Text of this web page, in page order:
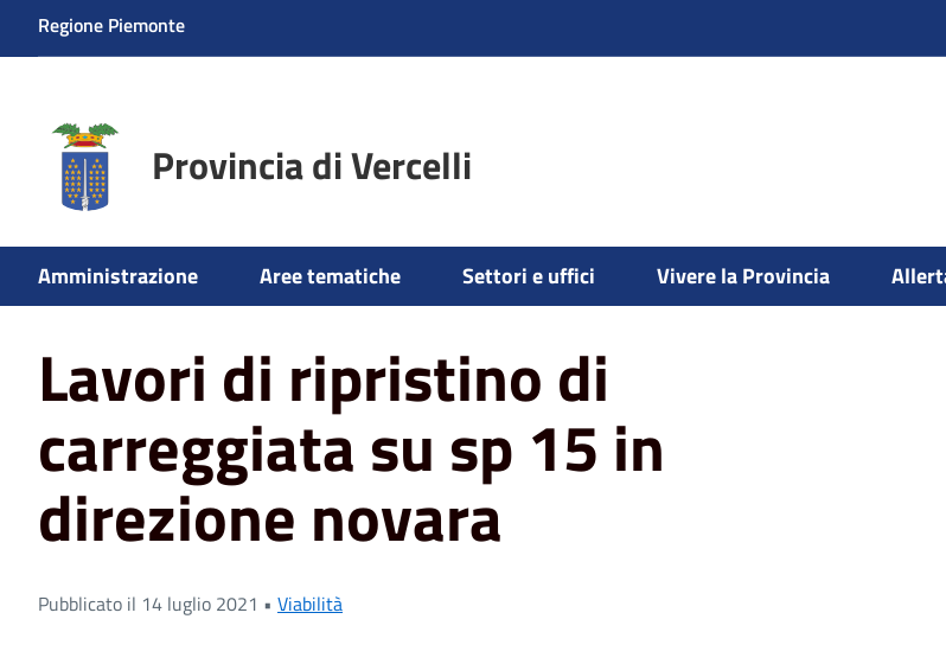
Regione Piemonte
Provincia di Vercelli
Amministrazione Aree tematiche Settori e uffici Vivere la Provincia
Home News Lavori di ripristino di carreggiata su sp 15 in direzione novara
Lavori di ripristino di
carreggiata su sp 15 in
direzione novara
Pubblicato il 14 luglio 2021 • Viabilità